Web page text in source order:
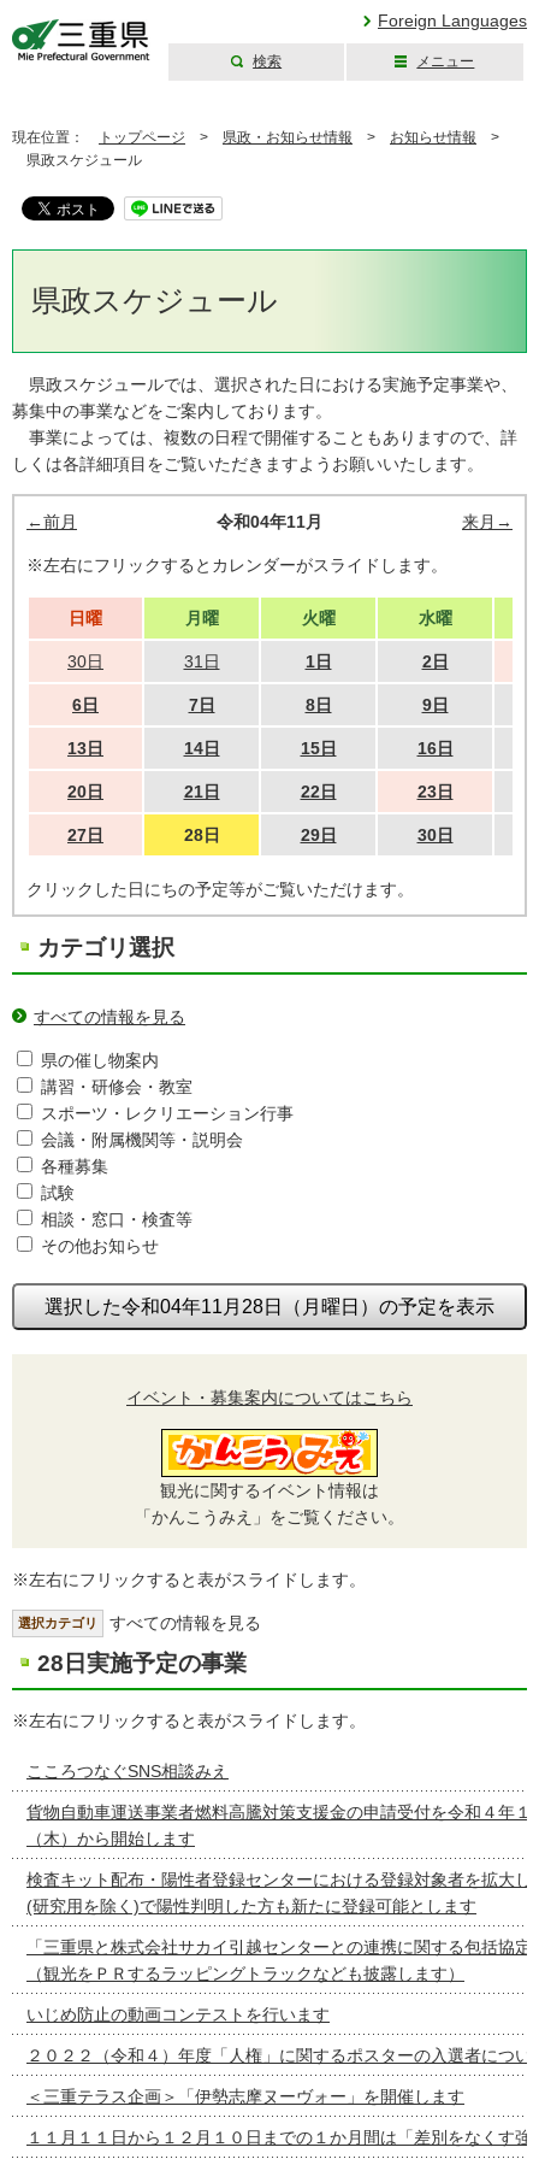
Foreign Languages
検索 メニュー
現在位置： トップページ > 県政・お知らせ情報 > お知らせ情報 >
県政スケジュール
県政スケジュール
県政スケジュールでは、選択された日における実施予定事業や、
募集中の事業などをご案内しております。
事業によっては、複数の日程で開催することもありますので、詳
しくは各詳細項目をご覧いただきますようお願いいたします。
←前月 令和04年11月 来月→
※左右にフリックするとカレンダーがスライドします。
日曜 月曜 火曜 水曜
30日 31日 1日 2日
6日 7日 8日 9日
13日 14日 15日 16日
20日 21日 22日 23日
27日 28日 29日 30日
クリックした日にちの予定等がご覧いただけます。
カテゴリ選択
すべての情報を見る
県の催し物案内
講習・研修会・教室
スポーツ・レクリエーション行事
会議・附属機関等・説明会
各種募集
試験
相談・窓口・検査等
その他お知らせ
選択した令和04年11月28日（月曜日）の予定を表示
イベント・募集案内についてはこちら
観光に関するイベント情報は
「かんこうみえ」をご覧ください。
※左右にフリックすると表がスライドします。
選択カテゴリ すべての情報を見る
28日実施予定の事業
※左右にフリックすると表がスライドします。
こころつなぐSNS相談みえ
貨物自動車運送事業者燃料高騰対策支援金の申請受付を令和４年１
（木）から開始します
検査キット配布・陽性者登録センターにおける登録対象者を拡大し
(研究用を除く)で陽性判明した方も新たに登録可能とします
「三重県と株式会社サカイ引越センターとの連携に関する包括協
（観光をＰＲするラッピングトラックなども披露します）
いじめ防止の動画コンテストを行います
２０２２（令和４）年度「人権」に関するポスターの入選者につい
＜三重テラス企画＞「伊勢志摩ヌーヴォー」を開催します
１１月１１日から１２月１０日までの１か月間は「差別をなくす強